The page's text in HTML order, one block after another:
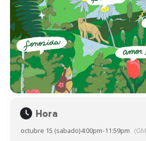
Hora
octubre 15 (sabado)4:00pm-11:59pm